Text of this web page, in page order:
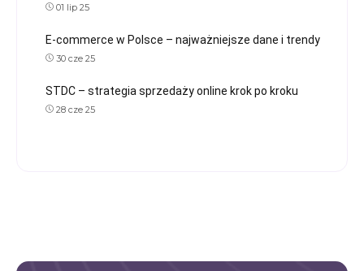
01 lip 25
E-commerce w Polsce – najważniejsze dane i trendy
30 cze 25
STDC – strategia sprzedaży online krok po kroku
28 cze 25